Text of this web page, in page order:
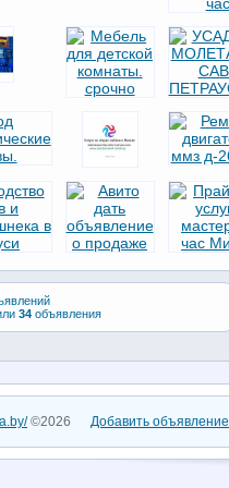
34объявления
©2026 Добавить объявление